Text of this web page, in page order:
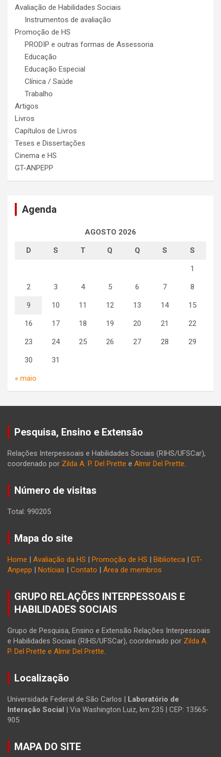
Avaliação de Habilidades Sociais
Instrumentos de avaliação
Promoção de HS
PRODIP e outras formas de Assessoria
Educação
Educação Especial
Clínica / Saúde
Trabalho
Artigos
Livros
Capítulos de Livros
Teses e Dissertações
Cinema e HS
GT-ANPEPP
Agenda
AGOSTO 2026
D S T Q Q S S
1
2 3 4 5 6 7 8
9 10 11 12 13 14 15
16 17 18 19 20 21 22
23 24 25 26 27 28 29
30 31
« maio
Pesquisa, Ensino e Extensão
Relações Interpessoais e Habilidades Sociais (RIHS/UFSCar),
coordenado por Zilda A. P. Del Prette e Almir Del Prette.
Número de visitas
Total: 990205
Mapa do site
Home | Avaliação da HS | Promoção de HS | Biblioteca | GT-
Anpepp | Notícias | Contato | Área de membros
GRUPO RELAÇÕES INTERPESSOAIS E
HABILIDADES SOCIAIS
Grupo de Pesquisa, Ensino e Extensão Relações Interpessoais
e Habilidades Sociais (RIHS/UFSCar), coordenado por Zilda A.
P. Del Prette e Almir Del Prette.
Localização
Universidade Federal de São Carlos | Laboratório de
Interação Social | Via Washington Luiz, km 235 | CEP: 13565-
905
MAPA DO SITE